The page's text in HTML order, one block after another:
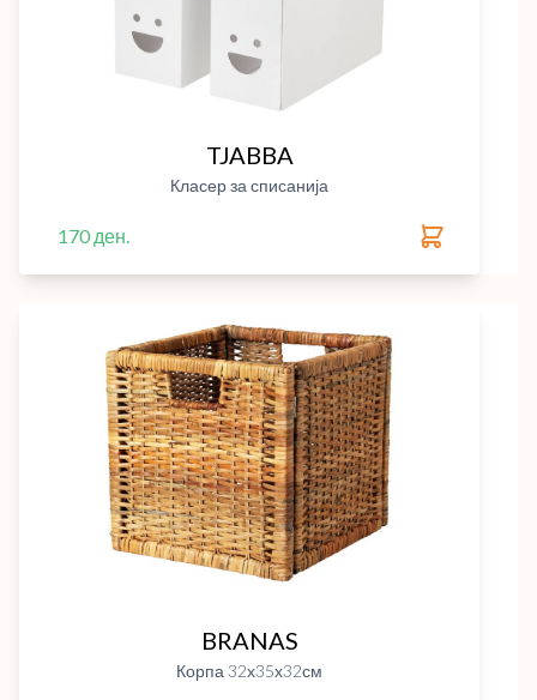
TJABBA
Класер за списанија
170 ден.
BRANAS
Корпа 32х35х32см